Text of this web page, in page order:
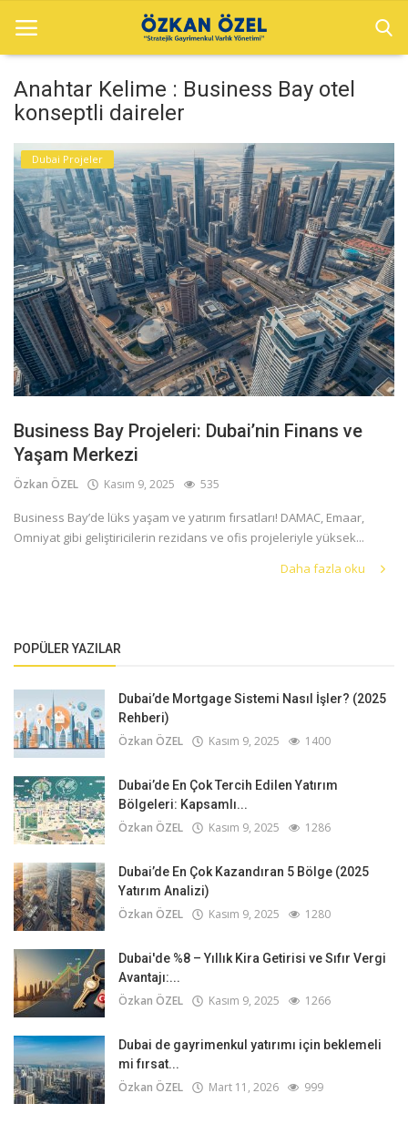
Anasayfa
Sektörel Bilgiler
Dubai Projeler
Galeri
İletişim
Türkçe
Anahtar Kelime : Business Bay otel
konseptli daireler
Dubai Projeler
Business Bay Projeleri: Dubai’nin Finans ve
Yaşam Merkezi
Özkan ÖZEL Kasım 9, 2025 535
Business Bay’de lüks yaşam ve yatırım fırsatları! DAMAC, Emaar,
Omniyat gibi geliştiricilerin rezidans ve ofis projeleriyle yüksek...
Daha fazla oku
POPÜLER YAZILAR
Dubai’de Mortgage Sistemi Nasıl İşler? (2025
Rehberi)
Özkan ÖZEL Kasım 9, 2025 1400
Dubai’de En Çok Tercih Edilen Yatırım
Bölgeleri: Kapsamlı...
Özkan ÖZEL Kasım 9, 2025 1286
Dubai’de En Çok Kazandıran 5 Bölge (2025
Yatırım Analizi)
Özkan ÖZEL Kasım 9, 2025 1280
Dubai'de %8 – Yıllık Kira Getirisi ve Sıfır Vergi
Avantajı:...
Özkan ÖZEL Kasım 9, 2025 1266
Dubai de gayrimenkul yatırımı için beklemeli
mi fırsat...
Özkan ÖZEL Mart 11, 2026 999